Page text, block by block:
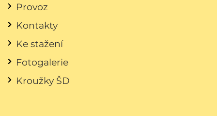
Provoz
Kontakty
Ke stažení
Fotogalerie
Kroužky ŠD